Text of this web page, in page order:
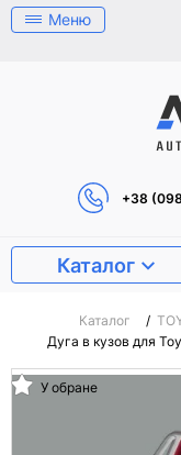
Меню
+38
Каталог
Каталог /
Дуга в кузов для
У обране